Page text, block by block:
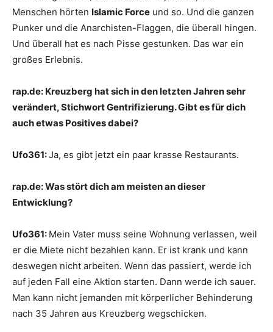
Menschen hörten Islamic Force und so. Und die ganzen
Punker und die Anarchisten-Flaggen, die überall hingen.
Und überall hat es nach Pisse gestunken. Das war ein
großes Erlebnis.
rap.de: Kreuzberg hat sich in den letzten Jahren sehr
verändert, Stichwort Gentrifizierung. Gibt es für dich
auch etwas Positives dabei?
Ufo361:Ja, es gibt jetzt ein paar krasse Restaurants.
rap.de:Was stört dich am meisten an dieser
Entwicklung?
Ufo361: Mein Vater muss seine Wohnung verlassen, weil
er die Miete nicht bezahlen kann. Er ist krank und kann
deswegen nicht arbeiten. Wenn das passiert, werde ich
auf jeden Fall eine Aktion starten. Dann werde ich sauer.
Man kann nicht jemanden mit körperlicher Behinderung
nach 35 Jahren aus Kreuzberg wegschicken.